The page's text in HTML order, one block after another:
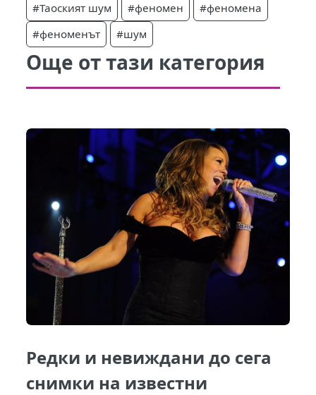
#Таоският шум
#феномен
#феномена
#феноменът
#шум
Още от тази категория
Редки и невиждани до сега
снимки на известни